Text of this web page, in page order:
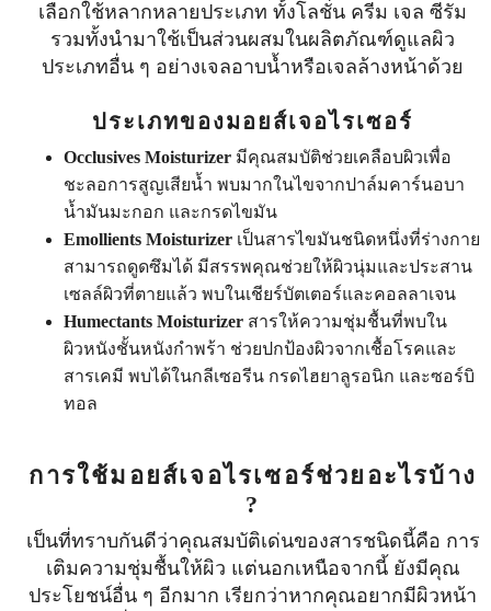
เลือกใช้หลากหลายประเภท ทั้งโลชั่น ครีม เจล ซีรัม
รวมทั้งนำมาใช้เป็นส่วนผสมในผลิตภัณฑ์ดูแลผิว
ประเภทอื่น ๆ อย่างเจลอาบน้ำหรือเจลล้างหน้าด้วย
ประเภทของมอยส์เจอไรเซอร์
Occlusives Moisturizer มีคุณสมบัติช่วยเคลือบผิวเพื่อ
ชะลอการสูญเสียน้ำ พบมากในไขจากปาล์มคาร์นอบา
น้ำมันมะกอก และกรดไขมัน
Emollients Moisturizer เป็นสารไขมันชนิดหนึ่งที่ร่างกาย
สามารถดูดซึมได้ มีสรรพคุณช่วยให้ผิวนุ่มและประสาน
เซลล์ผิวที่ตายแล้ว พบในเชียร์บัตเตอร์และคอลลาเจน
Humectants Moisturizer สารให้ความชุ่มชื้นที่พบใน
ผิวหนังชั้นหนังกำพร้า ช่วยปกป้องผิวจากเชื้อโรคและ
สารเคมี พบได้ในกลีเซอรีน กรดไฮยาลูรอนิก และซอร์บิ
ทอล
การใช้มอยส์เจอไรเซอร์ช่วยอะไรบ้าง
?
เป็นที่ทราบกันดีว่าคุณสมบัติเด่นของสารชนิดนี้คือ การ
เติมความชุ่มชื้นให้ผิว แต่นอกเหนือจากนี้ ยังมีคุณ
ประโยชน์อื่น ๆ อีกมาก เรียกว่าหากคุณอยากมีผิวหน้า